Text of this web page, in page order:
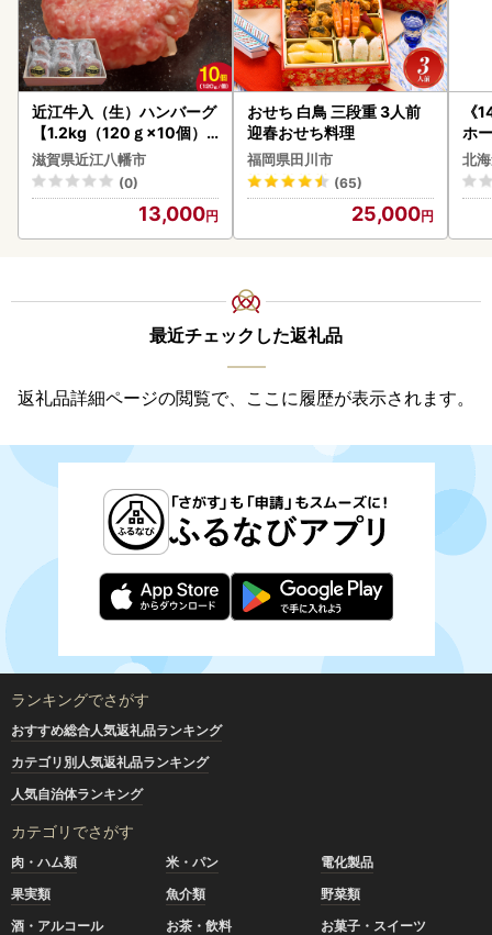
近江牛入（生）ハンバーグ
【1.2kg（120ｇ×10個）
】【AG09W】
滋賀県近江八幡市
(0)
13,000
おせち 白鳥 三段重 3人前
迎春おせち料理
福岡県田川市
(65)
25,000
《
ホ
( 飲
ク
贈
い
北
最近チェックした返礼品
返礼品詳細ページの閲覧で、ここに履歴が表示されます。
ランキングでさがす
おすすめ総合人気返礼品ランキング
カテゴリ別人気返礼品ランキング
人気自治体ランキング
カテゴリでさがす
肉・ハム類 米・パン
電化製品
果実類
魚介類
野菜類
酒・アルコール
お茶・飲料
お菓子・スイーツ